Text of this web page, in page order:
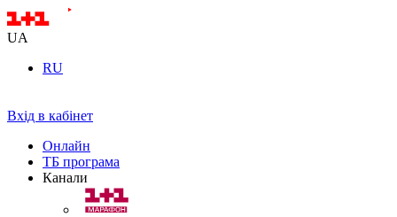
UA
RU
Вхід в кабінет
Онлайн
ТБ програма
Канали